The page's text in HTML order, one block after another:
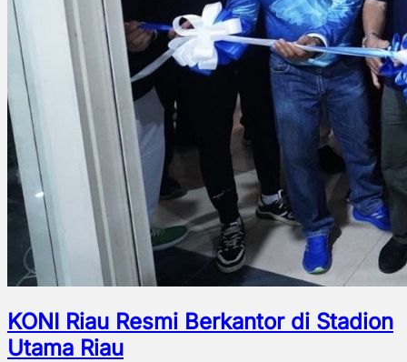
KONI Riau Resmi Berkantor di Stadion
Utama Riau